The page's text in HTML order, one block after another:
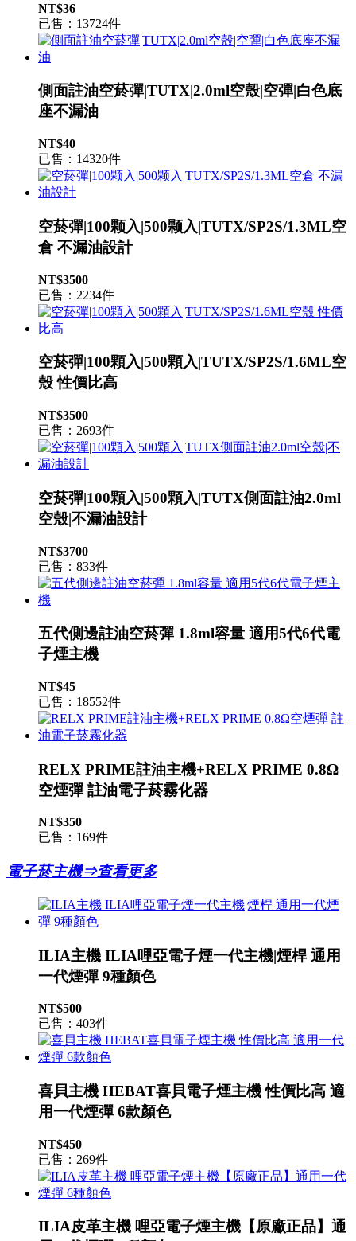
NT$36
已售：13724件
側面註油空菸彈|TUTX|2.0ml空殼|空彈|白色底
座不漏油
NT$40
已售：14320件
空菸彈|100颗入|500颗入|TUTX/SP2S/1.3ML空
倉 不漏油設計
NT$3500
已售：2234件
空菸彈|100顆入|500顆入|TUTX/SP2S/1.6ML空
殼 性價比高
NT$3500
已售：2693件
空菸彈|100顆入|500顆入|TUTX側面註油2.0ml
空殼|不漏油設計
NT$3700
已售：833件
五代側邊註油空菸彈 1.8ml容量 適用5代6代電
子煙主機
NT$45
已售：18552件
RELX PRIME註油主機+RELX PRIME 0.8Ω
空煙彈 註油電子菸霧化器
NT$350
已售：169件
電子菸主機⇒查看更多
ILIA主機 ILIA哩亞電子煙一代主機|煙桿 通用
一代煙彈 9種顏色
NT$500
已售：403件
喜貝主機 HEBAT喜貝電子煙主機 性價比高 適
用一代煙彈 6款顏色
NT$450
已售：269件
ILIA皮革主機 哩亞電子煙主機【原廠正品】通